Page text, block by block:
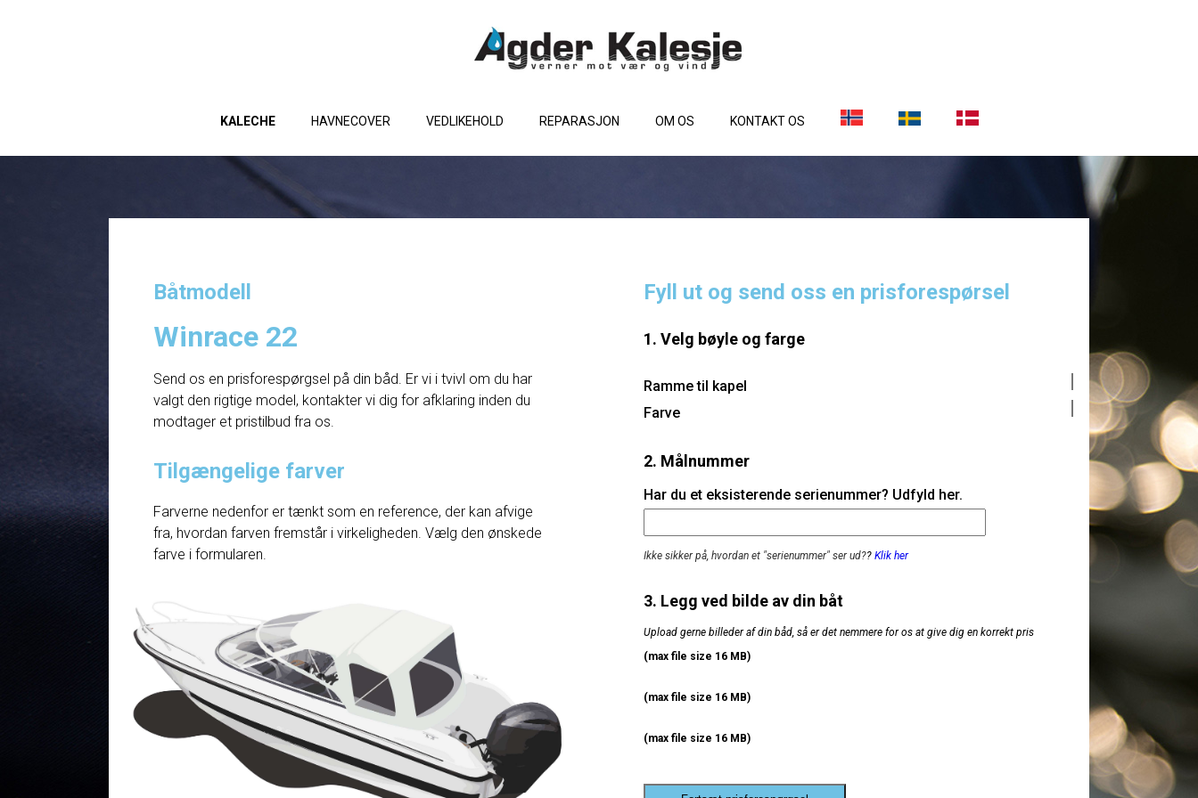
KALECHE HAVNECOVER VEDLIKEHOLD REPARASJON OM OS KONTAKT OS
Båtmodell
Winrace 22
Send os en prisforespørgsel på din båd. Er vi i tvivl om du har
valgt den rigtige model, kontakter vi dig for afklaring inden du
modtager et pristilbud fra os.
Tilgængelige farver
Farverne nedenfor er tænkt som en reference, der kan afvige
fra, hvordan farven fremstår i virkeligheden. Vælg den ønskede
farve i formularen.
Fyll ut og send oss en prisforespørsel
1. Velg bøyle og farge
Ramme til kapel
Farve
2. Målnummer
Har du et eksisterende serienummer? Udfyld her.
Ikke sikker på, hvordan et "serienummer" ser ud?? Klik her
3. Legg ved bilde av din båt
Upload gerne billeder af din båd, så er det nemmere for os at give dig en korrekt pris
(max file size 16 MB)
(max file size 16 MB)
(max file size 16 MB)